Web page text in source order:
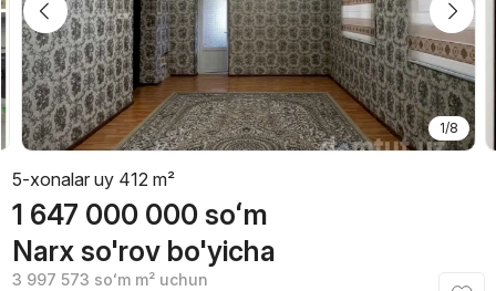
1/8
5-xonalar uy 412 m²
1 647 000 000 soʻm
Narx so'rov bo'yicha
3 997 573 soʻmm² uchun